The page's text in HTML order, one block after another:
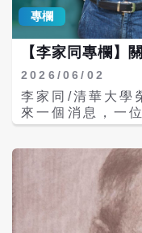
專欄
【李家同專欄】
2026/06/02
李家同/清華大學榮譽講
來一個消息，一
吵架，對她有些
去找一個兒少諮
中心竟然將她的
棒球明星因此失
不該求救於AI軟